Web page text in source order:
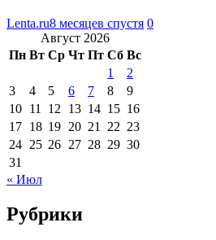
Lenta.ru8 месяцев спустя 0
Август 2026
Пн Вт Ср Чт Пт Сб Вс
1
2
3
4 5 6 7 8
9
10 11 12 13 14 15 16
17 18 19 20 21 22 23
24 25 26 27 28 29 30
31
« Июл
Рубрики